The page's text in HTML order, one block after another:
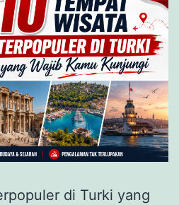
di Turki yang